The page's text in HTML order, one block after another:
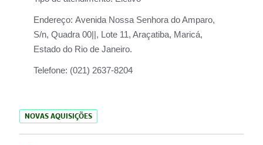
Endereço: Avenida Nossa Senhora do Amparo,
S/n, Quadra 00||, Lote 11, Araçatiba, Maricá,
Estado do Rio de Janeiro.
Telefone: (021) 2637-8204
NOVAS AQUISIÇÕES